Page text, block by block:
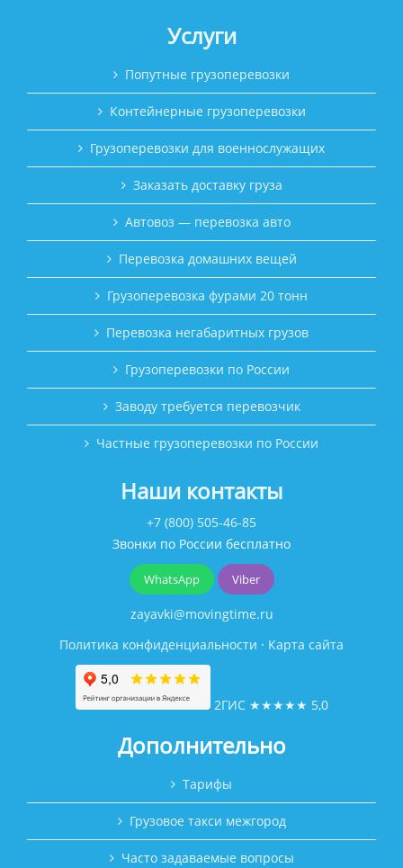
Услуги
Попутные грузоперевозки
Контейнерные грузоперевозки
Грузоперевозки для военнослужащих
Заказать доставку груза
Автовоз — перевозка авто
Перевозка домашних вещей
Грузоперевозка фурами 20 тонн
Перевозка негабаритных грузов
Грузоперевозки по России
Заводу требуется перевозчик
Частные грузоперевозки по России
Наши контакты
+7 (800) 505-46-85
Звонки по России бесплатно
WhatsApp Viber
zayavki@movingtime.ru
Политика конфиденциальности · Карта сайта
2ГИС ★★★★★ 5,0
Дополнительно
Тарифы
Грузовое такси межгород
Часто задаваемые вопросы